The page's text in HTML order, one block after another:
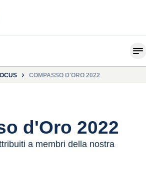
COMPASSO D'ORO 2022
d'Oro 2022
a membri della nostra